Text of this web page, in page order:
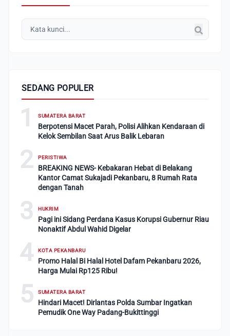
SEDANG POPULER
1 SUMATERA BARAT
Berpotensi Macet Parah, Polisi Alihkan Kendaraan di
Kelok Sembilan Saat Arus Balik Lebaran
2 PERISTIWA
BREAKING NEWS- Kebakaran Hebat di Belakang
Kantor Camat Sukajadi Pekanbaru, 8 Rumah Rata
dengan Tanah
3 HUKRIM
Pagi ini Sidang Perdana Kasus Korupsi Gubernur Riau
Nonaktif Abdul Wahid Digelar
4 KOTA PEKANBARU
Promo Halal Bi Halal Hotel Dafam Pekanbaru 2026,
Harga Mulai Rp125 Ribu!
5 SUMATERA BARAT
Hindari Macet! Dirlantas Polda Sumbar Ingatkan
Pemudik One Way Padang-Bukittinggi